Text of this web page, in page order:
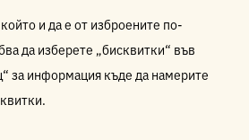
и да е от изброените по-
да изберете „бисквитки“ във
за информация къде да намерите